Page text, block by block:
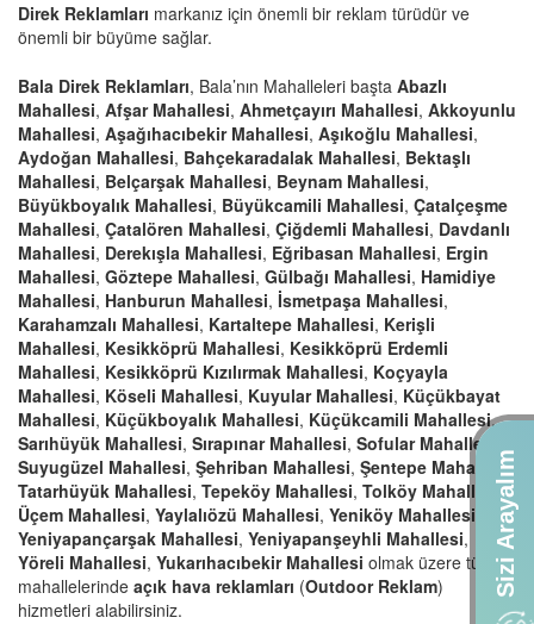
Direk Reklamları markanız için önemli bir reklam türüdür ve
önemli bir büyüme sağlar.
Bala Direk Reklamları, Bala’nın Mahalleleri başta Abazlı
Mahallesi, Afşar Mahallesi, Ahmetçayırı Mahallesi, Akkoyunlu
Mahallesi, Aşağıhacıbekir Mahallesi, Aşıkoğlu Mahallesi,
Aydoğan Mahallesi, Bahçekaradalak Mahallesi, Bektaşlı
Mahallesi, Belçarşak Mahallesi, Beynam Mahallesi,
Büyükboyalık Mahallesi, Büyükcamili Mahallesi, Çatalçeşme
Mahallesi, Çatalören Mahallesi, Çiğdemli Mahallesi, Davdanlı
Mahallesi, Derekışla Mahallesi, Eğribasan Mahallesi, Ergin
Mahallesi, Göztepe Mahallesi, Gülbağı Mahallesi, Hamidiye
Mahallesi, Hanburun Mahallesi, İsmetpaşa Mahallesi,
Karahamzalı Mahallesi, Kartaltepe Mahallesi, Kerişli
Mahallesi, Kesikköprü Mahallesi, Kesikköprü Erdemli
Mahallesi, Kesikköprü Kızılırmak Mahallesi, Koçyayla
Mahallesi, Köseli Mahallesi, Kuyular Mahallesi, Küçükbayat
Mahallesi, Küçükboyalık Mahallesi, Küçükcamili Mahallesi,
Sarıhüyük Mahallesi, Sırapınar Mahallesi, Sofular Mahallesi
Suyugüzel Mahallesi, Şehriban Mahallesi, Şentepe Mahallesi,
Tatarhüyük Mahallesi, Tepeköy Mahallesi, Tolköy Mahallesi,
Üçem Mahallesi, Yaylalıözü Mahallesi, Yeniköy Mahallesi
Yeniyapançarşak Mahallesi, Yeniyapanşeyhli Mahallesi,
Yöreli Mahallesi, Yukarıhacıbekir Mahallesi olmak üzere tüm
mahallelerinde açık hava reklamları (Outdoor Reklam)
hizmetleri alabilirsiniz.
Sizi Arayalım